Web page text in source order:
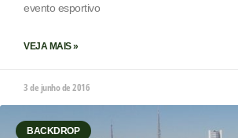
evento esportivo
VEJA MAIS »
3 de junho de 2016
BACKDROP